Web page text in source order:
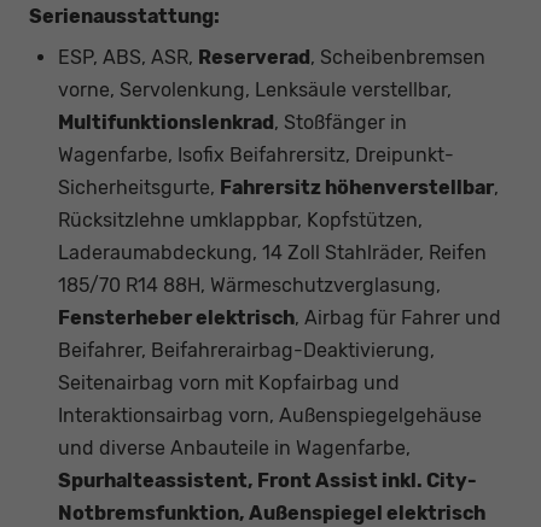
Serienausstattung:
ESP, ABS, ASR, Reserverad , Scheibenbremsen
vorne, Servolenkung, Lenksäule verstellbar,
Multifunktionslenkrad , Stoßfänger in
Wagenfarbe, Isofix Beifahrersitz, Dreipunkt-
Sicherheitsgurte, Fahrersitz höhenverstellbar,
Rücksitzlehne umklappbar, Kopfstützen,
Laderaumabdeckung, 14 Zoll Stahlräder, Reifen
185/70 R14 88H, Wärmeschutzverglasung,
Fensterheber elektrisch, Airbag für Fahrer und
Beifahrer, Beifahrerairbag-Deaktivierung,
Seitenairbag vorn mit Kopfairbag und
Interaktionsairbag vorn, Außenspiegelgehäuse
und diverse Anbauteile in Wagenfarbe,
Spurhalteassistent, Front Assist inkl. City-
Notbremsfunktion, Außenspiegel elektrisch